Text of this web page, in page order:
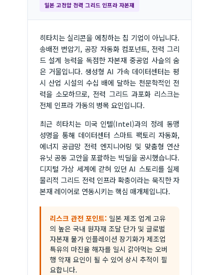
일본 고전압 전력 그리드 인프라 자본재
히타치는 실리콘을 에칭하는 칩 기업이 아닙니다.
송배전 변압기, 공장 자동화 컴포넌트, 전력 그리
드 설계 능력을 독점한 자본재 중공업 사슬의 숨
은 거물입니다. 생성형 AI 가속 데이터센터는 평
시 산업 시설의 수십 배에 달하는 천문학적인 전
력을 소모하므로, 전력 그리드 과포화 리스크는
전체 인프라 가동의 병목 요인입니다.
최근 히타치는 미국 인텔(Intel)과의 정례 동맹
성명을 통해 데이터센터 스마트 팩토리 자동화,
에너지 공급망 전력 엔지니어링 및 맞춤형 연산
유닛 공동 고안을 포괄하는 빅딜을 공시했습니다.
디지털 가상 세계에 갇혀 있던 AI 스토리를 실제
물리적 그리드 전력 인프라 확충이라는 묵직한 자
본재 레이어로 연동시키는 핵심 매개체입니다.
리스크 관전 포인트: 일본 제조 업계 고유
의 높은 국내 원자재 조달 단가 및 글로벌
자본재 물가 인플레이션 장기화가 제조업
특유의 마진율 해자를 일시 갉아먹는 오버
행 악재 요인이 될 수 있어 상시 추적이 필
요합니다.